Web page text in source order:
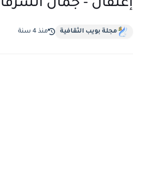
إعتقالْ - جمال
مجلة بويب الثقافية منذ 4 سنة